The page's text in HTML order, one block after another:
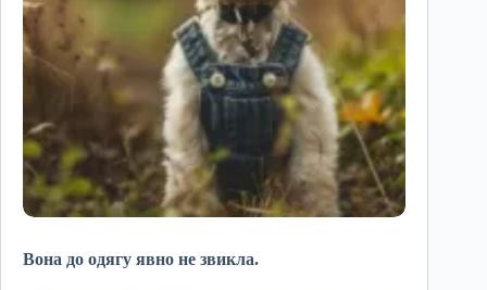
Вона до одягу явно не звикла.